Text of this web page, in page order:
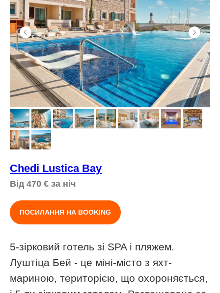
Chedi Lustica Bay
Від 470 € за ніч
ПОСИЛАННЯ НА BOOKING
5-зірковий готель зі SPA і пляжем.
Луштіца Бей - це міні-місто з яхт-
мариною, територією, що охороняється,